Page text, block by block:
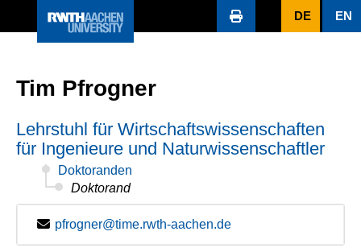
DE EN
Tim Pfrogner
Lehrstuhl für Wirtschaftswissenschaften
für Ingenieure und Naturwissenschaftler
Doktoranden
Doktorand
pfrogner@time.rwth-aachen.de